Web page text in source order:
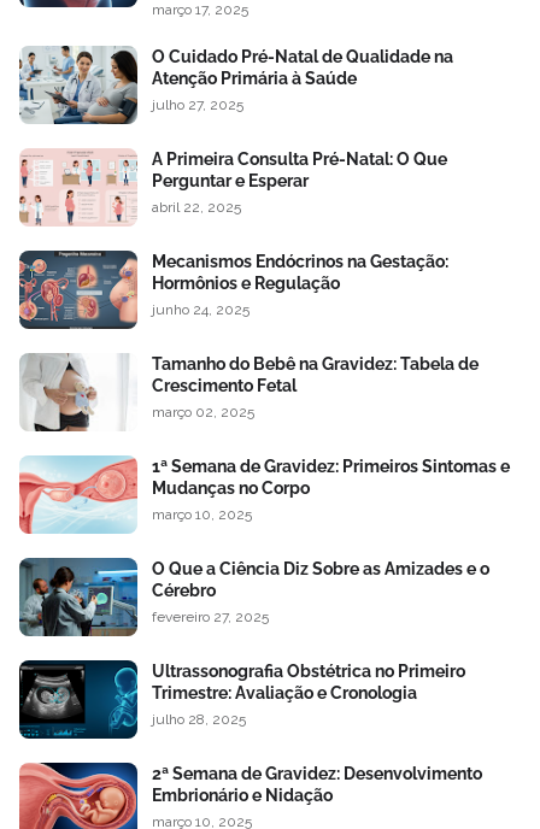
março 17, 2025
O Cuidado Pré-Natal de Qualidade na
Atenção Primária à Saúde
julho 27, 2025
A Primeira Consulta Pré-Natal: O Que
Perguntar e Esperar
abril 22, 2025
Mecanismos Endócrinos na Gestação:
Hormônios e Regulação
junho 24, 2025
Tamanho do Bebê na Gravidez: Tabela de
Crescimento Fetal
março 02, 2025
1ª Semana de Gravidez: Primeiros Sintomas e
Mudanças no Corpo
março 10, 2025
O Que a Ciência Diz Sobre as Amizades e o
Cérebro
fevereiro 27, 2025
Ultrassonografia Obstétrica no Primeiro
Trimestre: Avaliação e Cronologia
julho 28, 2025
2ª Semana de Gravidez: Desenvolvimento
Embrionário e Nidação
março 10, 2025